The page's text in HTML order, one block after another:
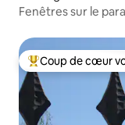
Fenêtres sur le
Coups de cœur
Coup de cœur